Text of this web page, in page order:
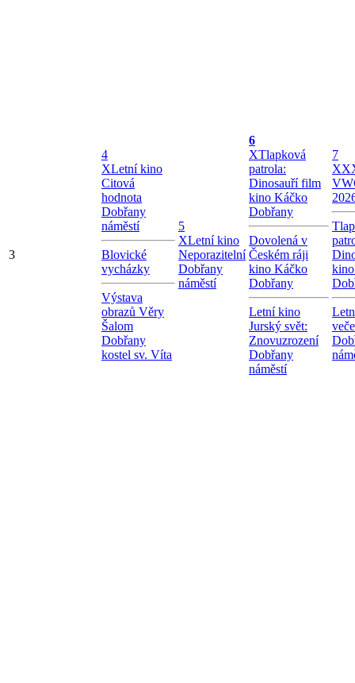
3
4
XLetní kino
Citová
hodnota
Dobřany
náměstí
Blovické
vycházky
Výstava
obrazů Věry
Šalom
Dobřany
kostel sv. Víta
5
XLetní kino
Neporazitelní
Dobřany
náměstí
6
XTlapková
patrola:
Dinosauří film
kino Káčko
Dobřany
Dovolená v
Českém ráji
kino Káčko
Dobřany
Letní kino
Jurský svět:
Znovuzrození
Dobřany
náměstí
7
X